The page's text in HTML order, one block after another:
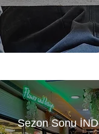
Sezon Sonu